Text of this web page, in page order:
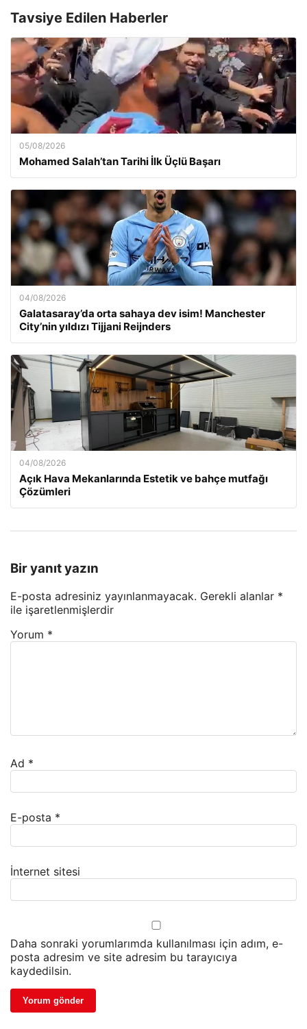
Tavsiye Edilen Haberler
05/08/2026
Mohamed Salah’tan Tarihi İlk Üçlü Başarı
04/08/2026
Galatasaray’da orta sahaya dev isim! Manchester
City’nin yıldızı Tijjani Reijnders
04/08/2026
Açık Hava Mekanlarında Estetik ve bahçe mutfağı
Çözümleri
Bir yanıt yazın
E-posta adresiniz yayınlanmayacak. Gerekli alanlar *
ile işaretlenmişlerdir
Yorum *
Ad *
E-posta *
İnternet sitesi
Daha sonraki yorumlarımda kullanılması için adım, e-
posta adresim ve site adresim bu tarayıcıya
kaydedilsin.